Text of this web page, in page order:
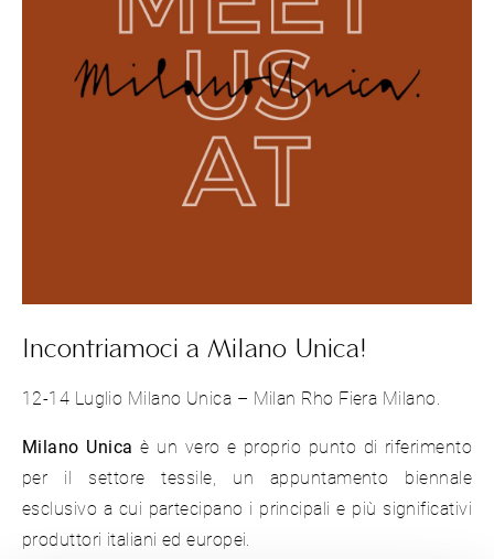
Incontriamoci a Milano Unica!
12-14 Luglio Milano Unica – Milan Rho Fiera Milano.
Milano Unica è un vero e proprio punto di riferimento
per il settore tessile, un appuntamento biennale
esclusivo a cui partecipano i principali e più significativi
produttori italiani ed europei.